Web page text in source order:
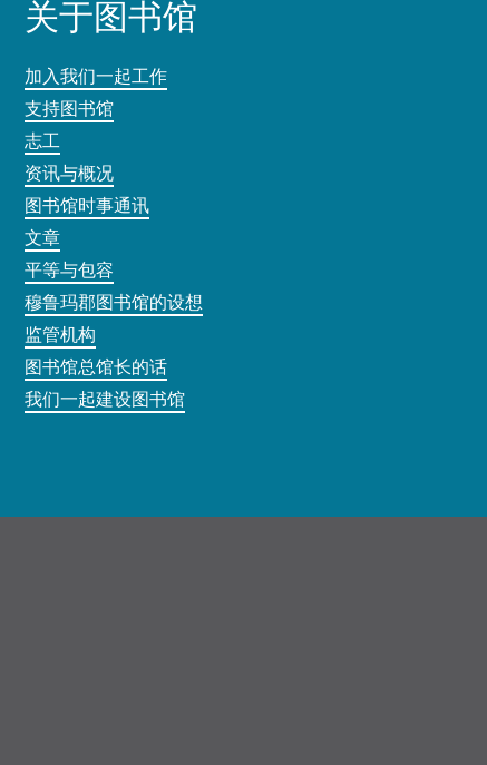
关于图书馆
加入我们一起工作
支持图书馆
志工
资讯与概况
图书馆时事通讯
文章
平等与包容
穆鲁玛郡图书馆的设想
监管机构
图书馆总馆长的话
我们一起建设图书馆